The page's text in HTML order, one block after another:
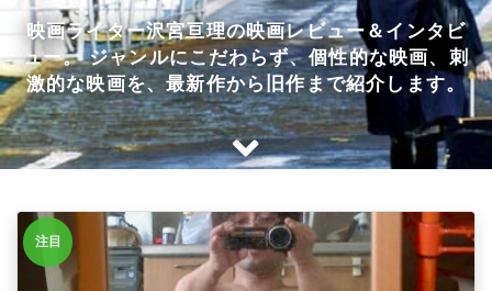
映画ライター沢宮亘理の映画レビュー＆インタビ
ュー。 ジャンルにこだわらず、個性的な映画、刺
激的な映画を、最新作から旧作まで紹介します。
注目